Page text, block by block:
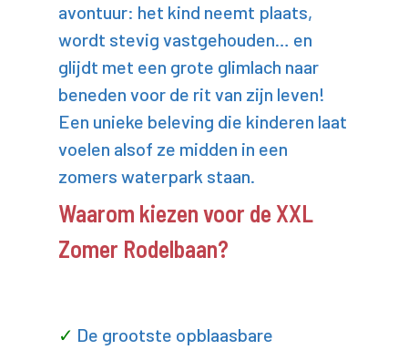
avontuur: het kind neemt plaats,
wordt stevig vastgehouden… en
glijdt met een grote glimlach naar
beneden voor de rit van zijn leven!
Een unieke beleving die kinderen laat
voelen alsof ze midden in een
zomers waterpark staan.
Waarom kiezen voor de XXL
Zomer Rodelbaan?
De grootste opblaasbare